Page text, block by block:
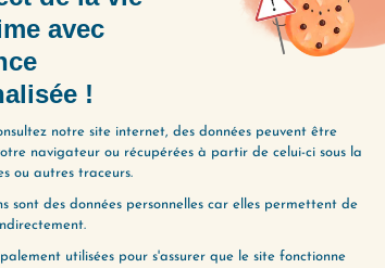
à la
fait-
calquée sur ce que nous
renvoient les autres, et on
ballotté au gré…Lire plus